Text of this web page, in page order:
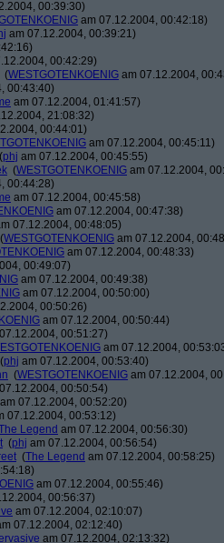
00:39:30)
am 07.12.2004, 00:42:18)
am 07.12.2004, 00:39:21)
00:42:29)
(WESTGOTENKOENIG am 07.12.2004,
00:43:40)
am 07.12.2004, 01:41:57)
21:08:32)
00:44:01)
am 07.12.2004, 00:45:11)
(phj am 07.12.2004, 00:45:55)
(WESTGOTENKOENIG am 07.12.2004,
00:44:28)
am 07.12.2004, 00:45:58)
am 07.12.2004, 00:47:38)
07.12.2004, 00:48:05)
(WESTGOTENKOENIG am 07.12.2004,
am 07.12.2004, 00:48:33)
00:49:07)
am 07.12.2004, 00:49:38)
am 07.12.2004, 00:50:00)
00:50:26)
am 07.12.2004, 00:50:44)
00:51:27)
am 07.12.2004,
(phj am 07.12.2004, 00:53:40)
(WESTGOTENKOENIG am 07.12.2004,
00:50:54)
am 07.12.2004, 00:52:20)
07.12.2004, 00:53:12)
Legend am 07.12.2004, 00:56:30)
(phj am 07.12.2004, 00:56:54)
(The Legend am 07.12.2004, 00:58:25)
am 07.12.2004, 00:55:46)
00:56:37)
am 07.12.2004, 02:10:07)
07.12.2004, 02:12:40)
am 07.12.2004, 02:13:32)